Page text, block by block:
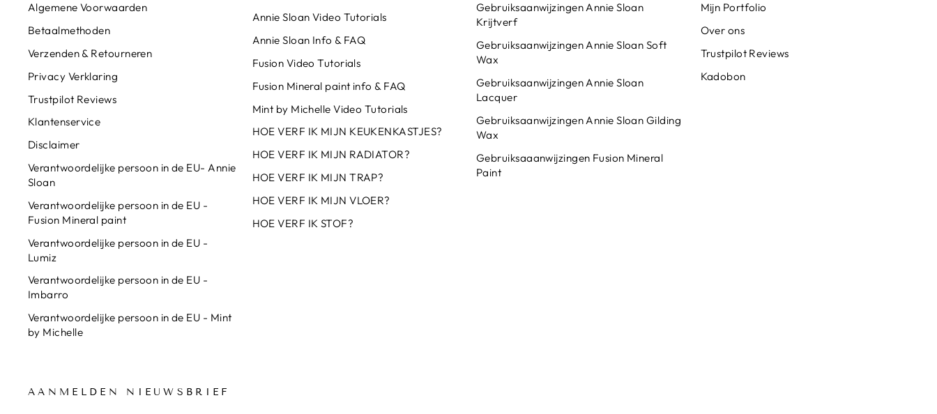
Algemene Voorwaarden
Betaalmethoden
Verzenden & Retourneren
Privacy Verklaring
Trustpilot Reviews
Klantenservice
Disclaimer
Verantwoordelijke persoon in de EU- Annie
Sloan
Verantwoordelijke persoon in de EU -
Fusion Mineral paint
Verantwoordelijke persoon in de EU -
Lumiz
Verantwoordelijke persoon in de EU -
Imbarro
Verantwoordelijke persoon in de EU - Mint
by Michelle
Annie Sloan Video Tutorials
Annie Sloan Info & FAQ
Fusion Video Tutorials
Fusion Mineral paint info & FAQ
Mint by Michelle Video Tutorials
HOE VERF IK MIJN KEUKENKASTJES?
HOE VERF IK MIJN RADIATOR?
HOE VERF IK MIJN TRAP?
HOE VERF IK MIJN VLOER?
HOE VERF IK STOF?
Gebruiksaanwijzingen Annie Sloan
Krijtverf
Gebruiksaanwijzingen Annie Sloan Soft
Wax
Gebruiksaanwijzingen Annie Sloan
Lacquer
Gebruiksaanwijzingen Annie Sloan Gilding
Wax
Gebruiksaaanwijzingen Fusion Mineral
Paint
Mijn Portfolio
Over ons
Trustpilot Reviews
Kadobon
AANMELDEN NIEUWSBRIEF